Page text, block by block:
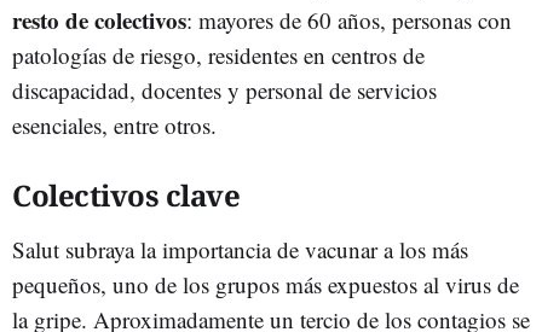
resto de colectivos: mayores de 60 años, personas con
patologías de riesgo, residentes en centros de
discapacidad, docentes y personal de servicios
esenciales, entre otros.
Colectivos clave
Salut subraya la importancia de vacunar a los más
pequeños, uno de los grupos más expuestos al virus de
la gripe. Aproximadamente un tercio de los contagios se